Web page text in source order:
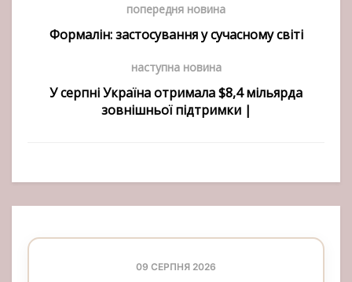
попередня новина
Формалін: застосування у сучасному світі
наступна новина
У серпні Україна отримала $8,4 мільярда
зовнішньої підтримки |
09 СЕРПНЯ 2026